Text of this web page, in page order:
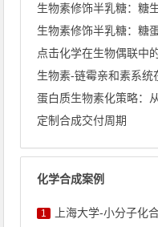
生物素修饰半乳糖：糖
生物素修饰半乳糖：糖
生物素-链霉亲和素系统
蛋白质生物素化策略：
定制合成交付周期
化学合成案例
1 上海大学-小分子化